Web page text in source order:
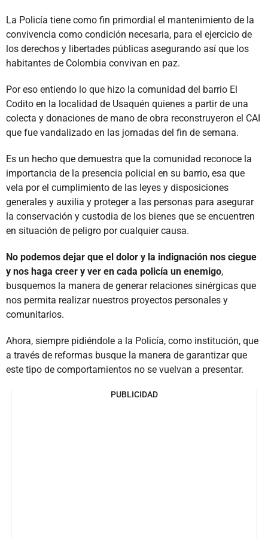
La Policía tiene como fin primordial el mantenimiento de la
convivencia como condición necesaria, para el ejercicio de
los derechos y libertades públicas asegurando así que los
habitantes de Colombia convivan en paz.
Por eso entiendo lo que hizo la comunidad del barrio El
Codito en la localidad de Usaquén quienes a partir de una
colecta y donaciones de mano de obra reconstruyeron el CAI
que fue vandalizado en las jornadas del fin de semana.
Es un hecho que demuestra que la comunidad reconoce la
importancia de la presencia policial en su barrio, esa que
vela por el cumplimiento de las leyes y disposiciones
generales y auxilia y proteger a las personas para asegurar
la conservación y custodia de los bienes que se encuentren
en situación de peligro por cualquier causa.
No podemos dejar que el dolor y la indignación nos ciegue
y nos haga creer y ver en cada policía un enemigo,
busquemos la manera de generar relaciones sinérgicas que
nos permita realizar nuestros proyectos personales y
comunitarios.
Ahora, siempre pidiéndole a la Policía, como institución, que
a través de reformas busque la manera de garantizar que
este tipo de comportamientos no se vuelvan a presentar.
PUBLICIDAD